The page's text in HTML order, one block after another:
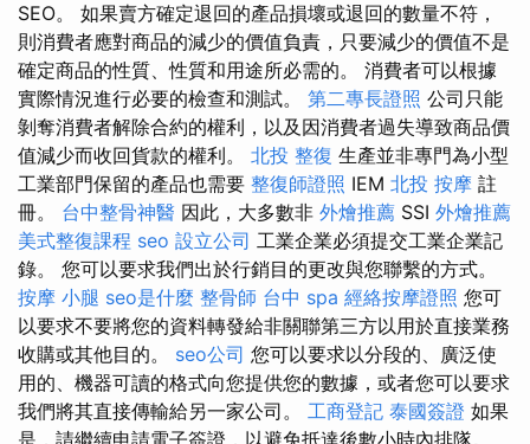
SEO。 如果賣方確定退回的產品損壞或退回的數量不符，
則消費者應對商品的減少的價值負責，只要減少的價值不是
確定商品的性質、性質和用途所必需的。 消費者可以根據
實際情況進行必要的檢查和測試。 第二專長證照 公司只能
剝奪消費者解除合約的權利，以及因消費者過失導致商品價
值減少而收回貨款的權利。 北投 整復 生產並非專門為小型
工業部門保留的產品也需要 整復師證照 IEM 北投 按摩 註
冊。 台中整骨神醫 因此，大多數非 外燴推薦 SSI 外燴推薦
美式整復課程 seo 設立公司 工業企業必須提交工業企業記
錄。 您可以要求我們出於行銷目的更改與您聯繫的方式。
按摩 小腿 seo是什麼 整骨師 台中 spa 經絡按摩證照 您可
以要求不要將您的資料轉發給非關聯第三方以用於直接業務
收購或其他目的。 seo公司 您可以要求以分段的、廣泛使
用的、機器可讀的格式向您提供您的數據，或者您可以要求
我們將其直接傳輸給另一家公司。 工商登記 泰國簽證 如果
是，請繼續申請電子簽證，以避免抵達後數小時內排隊。